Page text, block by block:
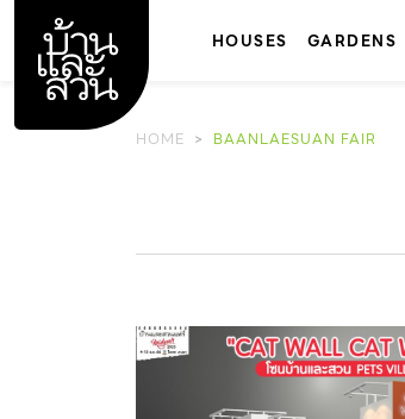
content
HOUSES GARDENS
HOME BAANLAESUAN FAIR